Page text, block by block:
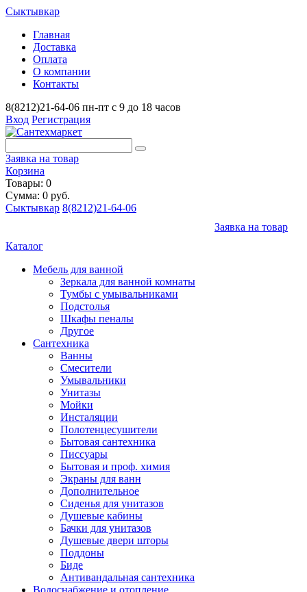
Сыктывкар
Главная
Доставка
Оплата
О компании
Контакты
8(8212)21-64-06 пн-пт с 9 до 18 часов
Вход Регистрация
Заявка на товар
Корзина
Товары: 0
Сумма: 0 руб.
Сыктывкар 8(8212)21-64-06
Заявка на товар
Каталог
Мебель для ванной
Зеркала для ванной комнаты
Тумбы с умывальниками
Подстолья
Шкафы пеналы
Другое
Сантехника
Ванны
Смесители
Умывальники
Унитазы
Мойки
Инсталяции
Полотенцесушители
Бытовая сантехника
Писсуары
Бытовая и проф. химия
Экраны для ванн
Дополнительное
Сиденья для унитазов
Душевые кабины
Бачки для унитазов
Душевые двери шторы
Поддоны
Биде
Антивандальная сантехника
Водоснабжение и отопление